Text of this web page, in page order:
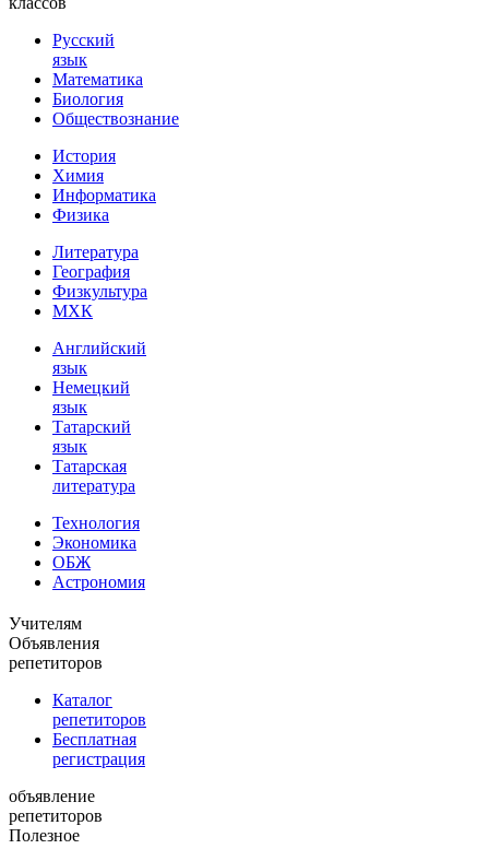
Русский
язык
Математика
Биология
Обществознание
История
Химия
Информатика
Физика
Литература
География
Физкультура
МХК
Английский
язык
Немецкий
язык
Татарский
язык
Татарская
литература
Технология
Экономика
ОБЖ
Астрономия
Учителям
Объявления
репетиторов
Каталог
репетиторов
Бесплатная
регистрация
объявление
репетиторов
Полезное